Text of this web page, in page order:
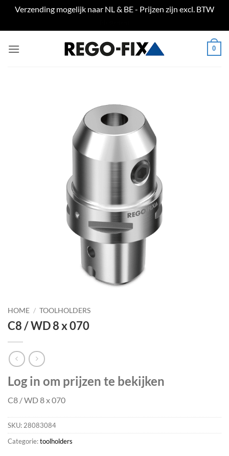
Verzending mogelijk naar NL & BE - Prijzen zijn excl. BTW
naar
0
HOME / TOOLHOLDERS
C8 / WD 8 x 070
Log in om prijzen te bekijken
C8 / WD 8 x 070
SKU:28083084
Categorie:toolholders